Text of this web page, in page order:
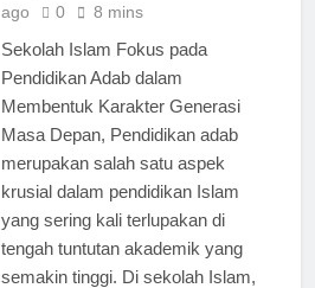
ago
0 8 mins
Sekolah Islam Fokus pada
Pendidikan Adab dalam
Membentuk Karakter Generasi
Masa Depan, Pendidikan adab
merupakan salah satu aspek
krusial dalam pendidikan Islam
yang sering kali terlupakan di
tengah tuntutan akademik yang
semakin tinggi. Di sekolah Islam,